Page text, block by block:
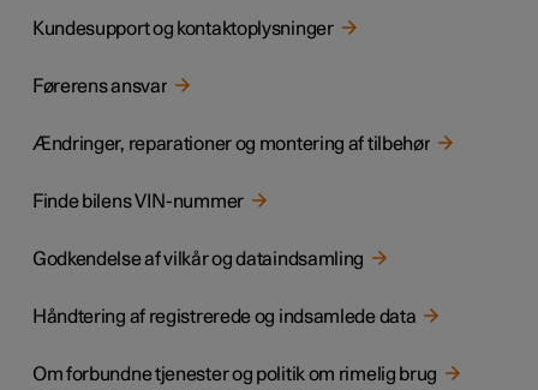
Kundesupport og kontaktoplysninger
Førerens ansvar
Ændringer, reparationer og montering af tilbehør
Finde bilens VIN-nummer
Godkendelse af vilkår og dataindsamling
Håndtering af registrerede og indsamlede data
Om forbundne tjenester og politik om rimelig brug